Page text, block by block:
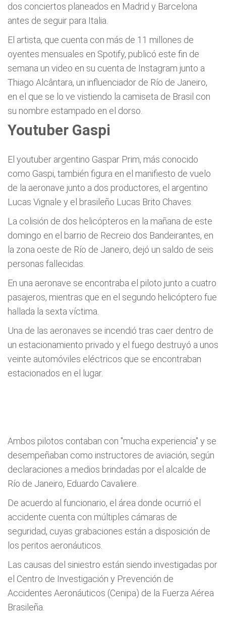
dos conciertos planeados en Madrid y Barcelona
antes de seguir para Italia.
El artista, que cuenta con más de 11 millones de
oyentes mensuales en Spotify, publicó este fin de
semana un video en su cuenta de Instagram junto a
Thiago Alcântara, un influenciador de Río de Janeiro,
en el que se lo ve vistiendo la camiseta de Brasil con
su nombre estampado en el dorso.
Youtuber Gaspi
El youtuber argentino Gaspar Prim, más conocido
como Gaspi, también figura en el manifiesto de vuelo
de la aeronave junto a dos productores, el argentino
Lucas Vignale y el brasileño Lucas Brito Chaves.
La colisión de dos helicópteros en la mañana de este
domingo en el barrio de Recreio dos Bandeirantes, en
la zona oeste de Río de Janeiro, dejó un saldo de seis
personas fallecidas.
En una aeronave se encontraba el piloto junto a cuatro
pasajeros, mientras que en el segundo helicóptero fue
hallada la sexta víctima.
Una de las aeronaves se incendió tras caer dentro de
un estacionamiento privado y el fuego destruyó a unos
veinte automóviles eléctricos que se encontraban
estacionados en el lugar.
Ambos pilotos contaban con "mucha experiencia" y se
desempeñaban como instructores de aviación, según
declaraciones a medios brindadas por el alcalde de
Río de Janeiro, Eduardo Cavaliere.
De acuerdo al funcionario, el área donde ocurrió el
accidente cuenta con múltiples cámaras de
seguridad, cuyas grabaciones están a disposición de
los peritos aeronáuticos.
Las causas del siniestro están siendo investigadas por
el Centro de Investigación y Prevención de
Accidentes Aeronáuticos (Cenipa) de la Fuerza Aérea
Brasileña.